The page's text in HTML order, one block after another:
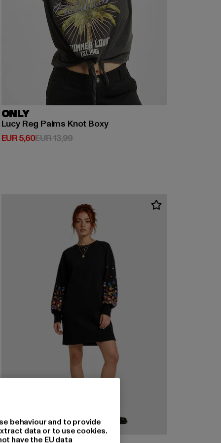
ONLY
Lucy Reg Palms Knot Boxy
EUR 5,60
Derzeitiger Preis: EUR 5,60
EUR 13,99Aktionspreis: EUR 13,99
behaviour and to provide
data or to use cookies.
have the EU data